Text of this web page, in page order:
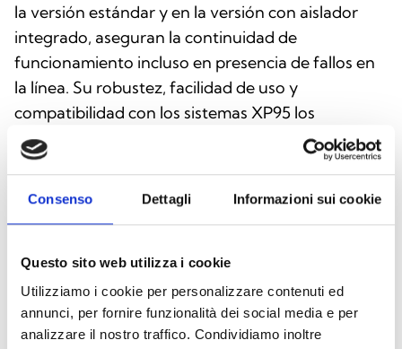
Consenso Dettagli Informazioni sui cookie
Questo sito web utilizza i cookie
Utilizziamo i cookie per personalizzare contenuti ed
annunci, per fornire funzionalità dei social media e per
analizzare il nostro traffico. Condividiamo inoltre
la versión estándar y en la versión con aislador
integrado, aseguran la continuidad de
funcionamiento incluso en presencia de fallos en
la línea. Su robustez, facilidad de uso y
compatibilidad con los sistemas XP95 los
convierten en soluciones ideales para cualquier
instalación de detección de incendios.